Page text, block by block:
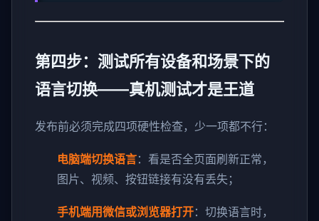
第四步：测试所有设备和场景下的
语言切换——真机测试才是王道
发布前必须完成四项硬性检查，少一项都不行：
电脑端切换语言：看是否全页面刷新正常，
图片、视频、按钮链接有没有丢失；
手机端用微信或浏览器打开：切换语言时，